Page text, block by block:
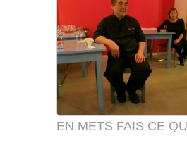
EN METS FAIS CE